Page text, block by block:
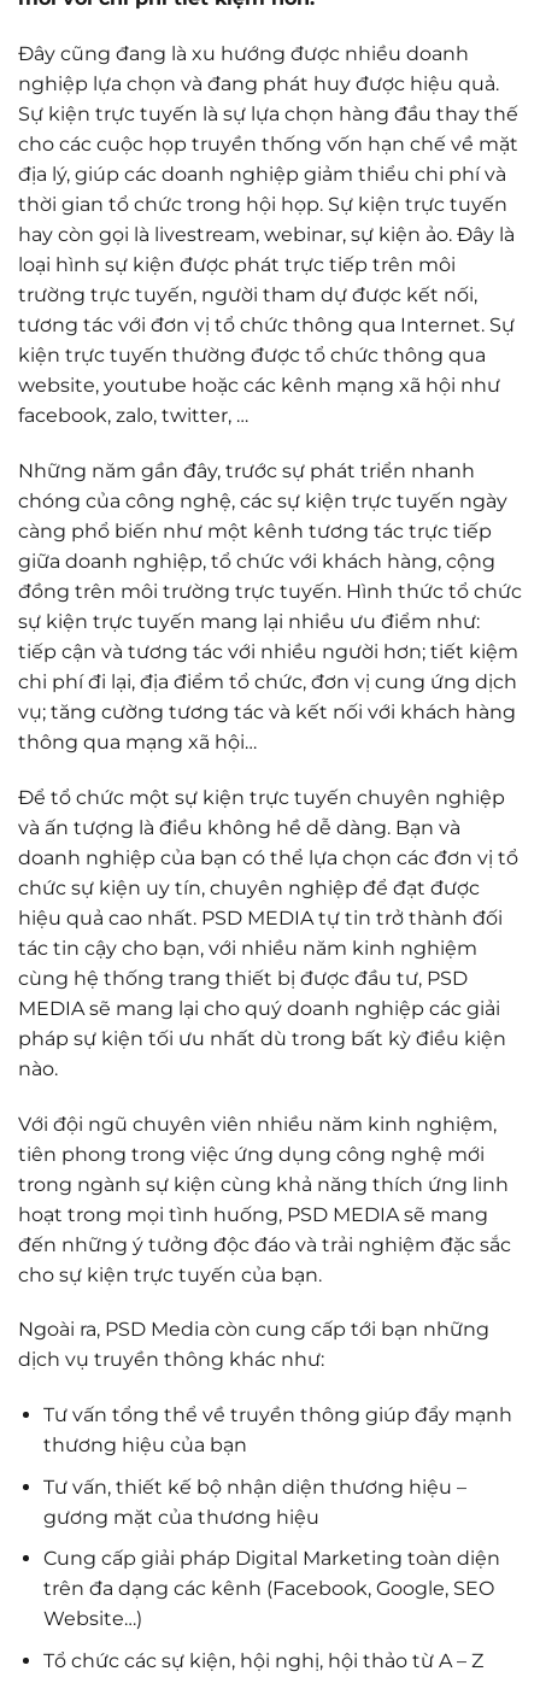
Đây cũng đang là xu hướng được nhiều doanh
nghiệp lựa chọn và đang phát huy được hiệu quả.
Sự kiện trực tuyến là sự lựa chọn hàng đầu thay thế
cho các cuộc họp truyền thống vốn hạn chế về mặt
địa lý, giúp các doanh nghiệp giảm thiểu chi phí và
thời gian tổ chức trong hội họp. Sự kiện trực tuyến
hay còn gọi là livestream, webinar, sự kiện ảo. Đây là
loại hình sự kiện được phát trực tiếp trên môi
trường trực tuyến, người tham dự được kết nối,
tương tác với đơn vị tổ chức thông qua Internet. Sự
kiện trực tuyến thường được tổ chức thông qua
website, youtube hoặc các kênh mạng xã hội như
facebook, zalo, twitter, …
Những năm gần đây, trước sự phát triển nhanh
chóng của công nghệ, các sự kiện trực tuyến ngày
càng phổ biến như một kênh tương tác trực tiếp
giữa doanh nghiệp, tổ chức với khách hàng, cộng
đồng trên môi trường trực tuyến. Hình thức tổ chức
sự kiện trực tuyến mang lại nhiều ưu điểm như:
tiếp cận và tương tác với nhiều người hơn; tiết kiệm
chi phí đi lại, địa điểm tổ chức, đơn vị cung ứng dịch
vụ; tăng cường tương tác và kết nối với khách hàng
thông qua mạng xã hội…
Để tổ chức một sự kiện trực tuyến chuyên nghiệp
và ấn tượng là điều không hề dễ dàng. Bạn và
doanh nghiệp của bạn có thể lựa chọn các đơn vị tổ
chức sự kiện uy tín, chuyên nghiệp để đạt được
hiệu quả cao nhất. PSD MEDIA tự tin trở thành đối
tác tin cậy cho bạn, với nhiều năm kinh nghiệm
cùng hệ thống trang thiết bị được đầu tư, PSD
MEDIA sẽ mang lại cho quý doanh nghiệp các giải
pháp sự kiện tối ưu nhất dù trong bất kỳ điều kiện
nào.
Với đội ngũ chuyên viên nhiều năm kinh nghiệm,
tiên phong trong việc ứng dụng công nghệ mới
trong ngành sự kiện cùng khả năng thích ứng linh
hoạt trong mọi tình huống, PSD MEDIA sẽ mang
đến những ý tưởng độc đáo và trải nghiệm đặc sắc
cho sự kiện trực tuyến của bạn.
Ngoài ra, PSD Media còn cung cấp tới bạn những
dịch vụ truyền thông khác như:
Tư vấn tổng thể về truyền thông giúp đẩy mạnh
thương hiệu của bạn
Tư vấn, thiết kế bộ nhận diện thương hiệu –
gương mặt của thương hiệu
Cung cấp giải pháp Digital Marketing toàn diện
trên đa dạng các kênh (Facebook, Google, SEO
Website…)
Tổ chức các sự kiện, hội nghị, hội thảo từ A – Z